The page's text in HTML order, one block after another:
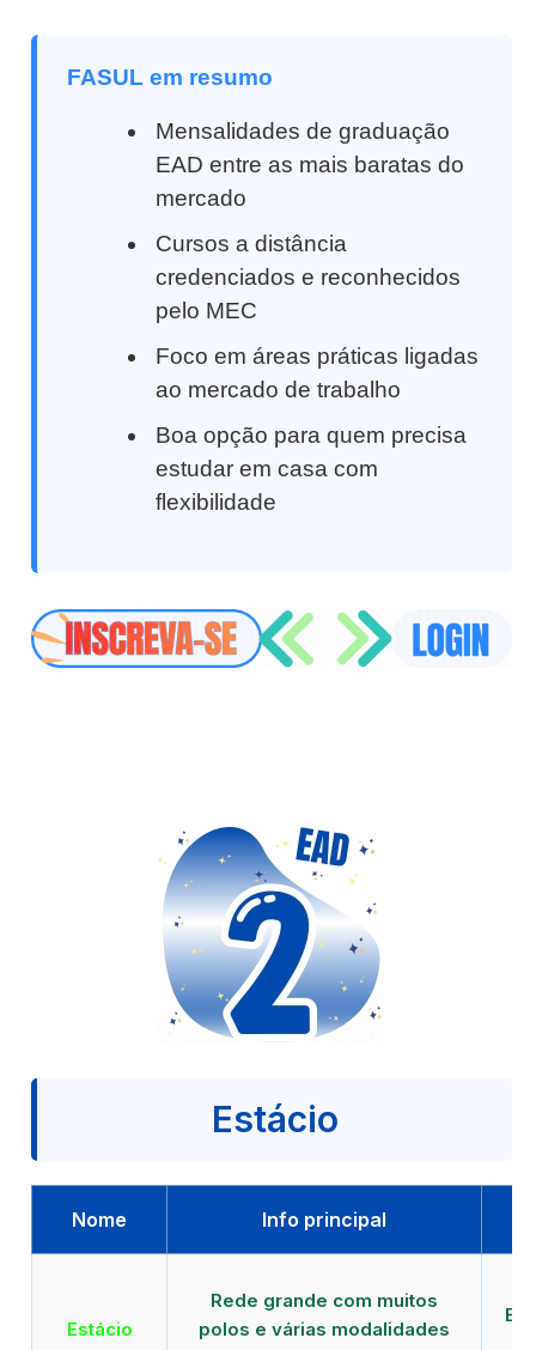
FASUL em resumo
Mensalidades de graduação
EAD entre as mais baratas do
mercado
Cursos a distância
credenciados e reconhecidos
pelo MEC
Foco em áreas práticas ligadas
ao mercado de trabalho
Boa opção para quem precisa
estudar em casa com
flexibilidade
Estácio
Nome Info principal
Estácio
Rede grande com muitos
polos e várias modalidades